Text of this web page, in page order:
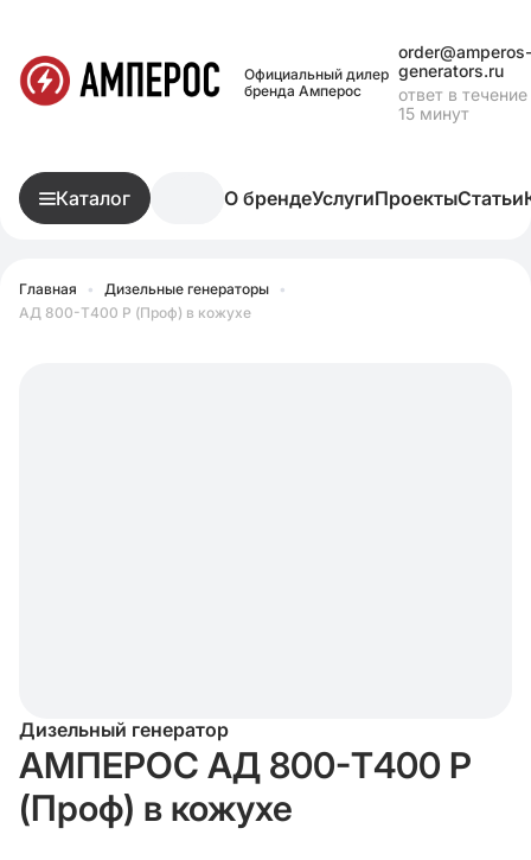
Официальный дилер
бренда Амперос
order@amperos-
generators.ru
ответ в течение
15 минут
Каталог О брендеУслугиПроектыСтатьи
Главная • Дизельные генераторы
•
АД 800-Т400 P (Проф) в кожухе
Дизельный генератор
АМПЕРОС АД 800-Т400 P
(Проф) в кожухе